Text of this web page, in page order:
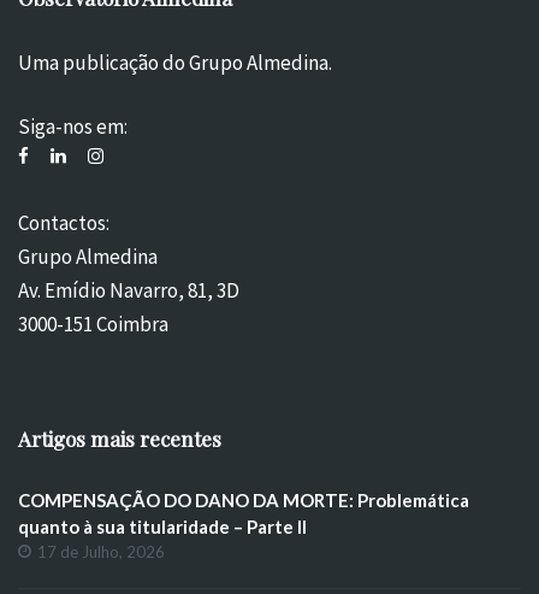
Uma publicação do Grupo Almedina.
Siga-nos em:
Contactos:
Grupo Almedina
Av. Emídio Navarro, 81, 3D
3000-151 Coimbra
Artigos mais recentes
COMPENSAÇÃO DO DANO DA MORTE: Problemática
quanto à sua titularidade – Parte II
17 de Julho, 2026